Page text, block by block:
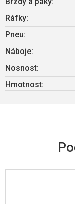
Ráfky:
Pneu:
Náboje:
Nosnost:
Hmotnost: